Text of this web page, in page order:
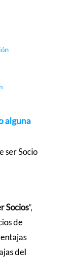
alguna
ser Socio
Socios”,
de
del